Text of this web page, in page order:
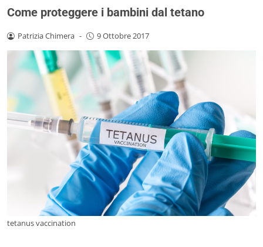
Come proteggere i bambini dal tetano
Patrizia Chimera - 9 Ottobre 2017
tetanus vaccination